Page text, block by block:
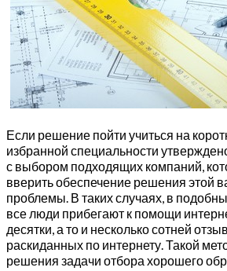
Если решение пойти учиться на
избранной специальности
с выбором подходящих компаний,
вверить обеспечение решения этой
проблемы. В таких случаях, в
все люди прибегают к помощи
десятки, а то и несколько сотней
раскиданных по интернету. Такой
решения задачи отбора хорошего